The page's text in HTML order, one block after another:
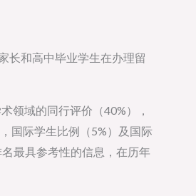
长和高中毕业学生在办理留
领域的同行评价（40%），
国际学生比例（5%）及国际
最具参考性的信息，在历年